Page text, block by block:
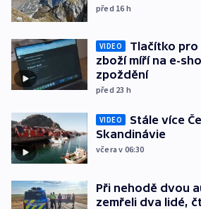
před 16 h
VIDEO
Tlačítko pro
zboží míří na e-
zpoždění
před 23 h
VIDEO
Stále více
Skandinávie
včera v 06:30
Při nehodě dvou
zemřeli dva lidé,